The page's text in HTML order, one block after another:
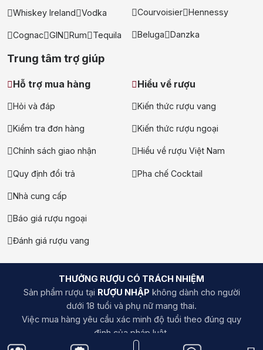
Whiskey Ireland Vodka
Cognac GIN Rum Tequila
Courvoisier Hennessy
Beluga Danzka
Trung tâm trợ giúp
Hỗ trợ mua hàng
Hỏi và đáp
Kiểm tra đơn hàng
Chính sách giao nhận
Quy định đổi trả
Nhà cung cấp
Báo giá rượu ngoại
Đánh giá rượu vang
Hiểu về rượu
Kiến thức rượu vang
Kiến thức rượu ngoại
Hiểu về rượu Việt Nam
Pha chế Cocktail
THƯỞNG RƯỢU CÓ TRÁCH NHIỆM
Sản phẩm rượu tại RƯỢU NHẬP không dành cho người
dưới 18 tuổi và phụ nữ mang thai.
Việc mua hàng yêu cầu xác minh độ tuổi theo đúng quy
định của pháp luật.
Bằng việc sử dụng website ruounhap.com, bạn đồng ý với